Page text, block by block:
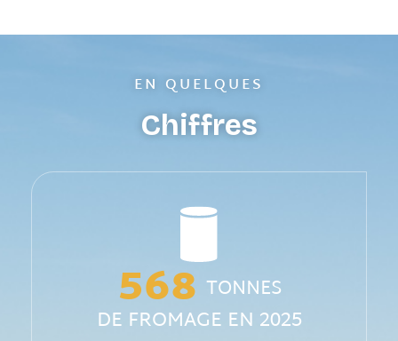
EN QUELQUES
Chiffres
601 TONNES
DE FROMAGE EN 2025